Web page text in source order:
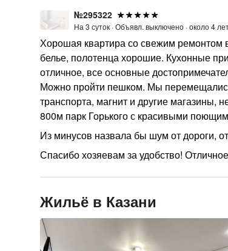
№295322
На 3 суток ·Объявл. выключено ·около 4
Хорошая квартира со свежим ремонтом
белье, полотенца хорошие. Кухонные
отличное, все основные
Можно пройти пешком. Мы
транспорта, магнит и другие магазины,
800м парк Горького с красивыми
Из минусов назвала бы шум от дороги,
Спасибо хозяевам за удобство!
Жильё в Казани